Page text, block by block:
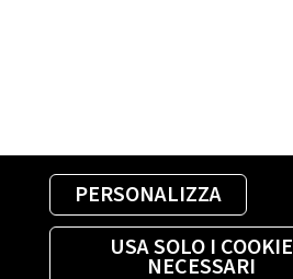
PERSONALIZZA
USA SOLO I COOKIE
NECESSARI